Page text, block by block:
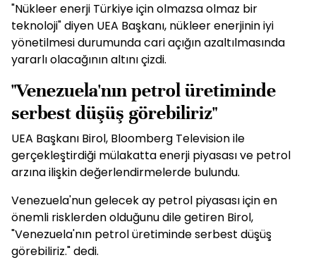
"Nükleer enerji Türkiye için olmazsa olmaz bir
teknoloji" diyen UEA Başkanı, nükleer enerjinin iyi
yönetilmesi durumunda cari açığın azaltılmasında
yararlı olacağının altını çizdi.
"Venezuela'nın petrol üretiminde
serbest düşüş görebiliriz"
UEA Başkanı Birol, Bloomberg Television ile
gerçekleştirdiği mülakatta enerji piyasası ve petrol
arzına ilişkin değerlendirmelerde bulundu.
Venezuela'nun gelecek ay petrol piyasası için en
önemli risklerden olduğunu dile getiren Birol,
"Venezuela'nın petrol üretiminde serbest düşüş
görebiliriz." dedi.